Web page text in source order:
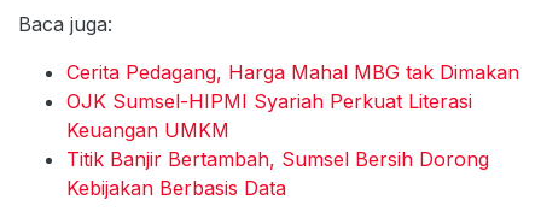
Baca juga:
Cerita Pedagang, Harga Mahal MBG tak Dimakan
OJK Sumsel-HIPMI Syariah Perkuat Literasi
Keuangan UMKM
Titik Banjir Bertambah, Sumsel Bersih Dorong
Kebijakan Berbasis Data